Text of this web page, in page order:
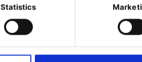
Statistics
kann man bei Google nach
um ein
Makro zu
Die Tools sind unterschiedlich,